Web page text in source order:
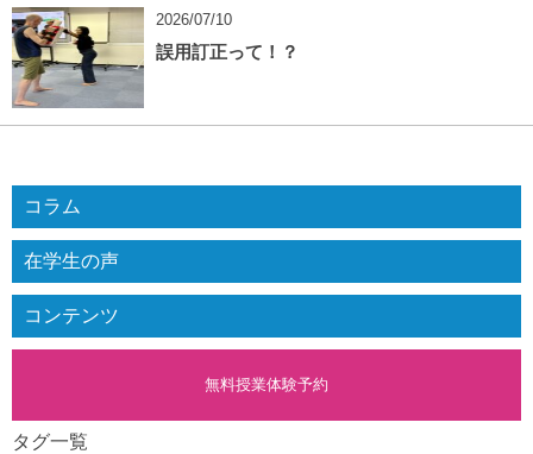
2026/07/10
誤用訂正って！？
コラム
在学生の声
コンテンツ
無料授業体験予約
タグ一覧